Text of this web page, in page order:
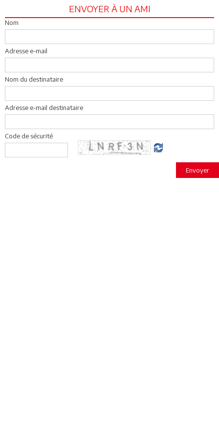
ENVOYER À UN AMI
Nom
Adresse e-mail
Nom du destinataire
Adresse e-mail destinataire
Code de sécurité
Envoyer